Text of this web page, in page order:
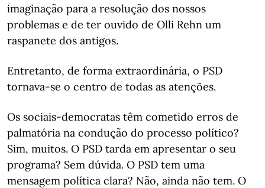
imaginação para a resolução dos nossos
problemas e de ter ouvido de Olli Rehn um
raspanete dos antigos.
Entretanto, de forma extraordinária, o PSD
tornava-se o centro de todas as atenções.
Os sociais-democratas têm cometido erros de
palmatória na condução do processo político?
Sim, muitos. O PSD tarda em apresentar o seu
programa? Sem dúvida. O PSD tem uma
mensagem política clara? Não, ainda não tem. O